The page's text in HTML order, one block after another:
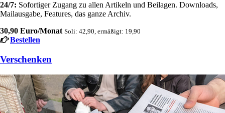
24/7: Sofortiger Zugang zu allen Artikeln und Beilagen. Downloads,
Mailausgabe, Features, das ganze Archiv.
30,90 Euro/Monat Soli: 42,90, ermäßigt: 19,90
Bestellen
Verschenken